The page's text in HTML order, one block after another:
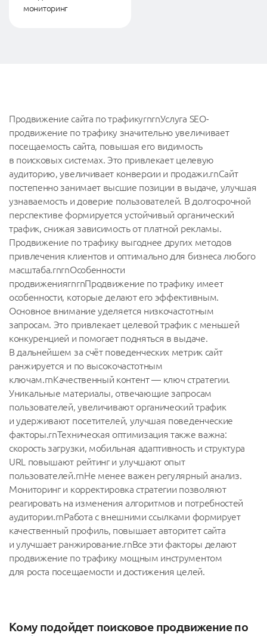
мониторинг
Продвижение сайта по трафикуrnrnУслуга SEO-
продвижение по трафику значительно увеличивает
посещаемость сайта, повышая его видимость
в поисковых системах. Это привлекает целевую
аудиторию, увеличивает конверсии и продажи.rnСайт
постепенно занимает высшие позиции в выдаче, улучшая
узнаваемость и доверие пользователей. В долгосрочной
перспективе формируется устойчивый органический
трафик, снижая зависимость от платной рекламы.
Продвижение по трафику выгоднее других методов
привлечения клиентов и оптимально для бизнеса любого
масштаба.rnrnОсобенности
продвиженияrnrnПродвижение по трафику имеет
особенности, которые делают его эффективным.
Основное внимание уделяется низкочастотным
запросам. Это привлекает целевой трафик с меньшей
конкуренцией и помогает подняться в выдаче.
В дальнейшем за счёт поведенческих метрик сайт
ранжируется и по высокочастотным
ключам.rnКачественный контент — ключ стратегии.
Уникальные материалы, отвечающие запросам
пользователей, увеличивают органический трафик
и удерживают посетителей, улучшая поведенческие
факторы.rnТехническая оптимизация также важна:
скорость загрузки, мобильная адаптивность и структура
URL повышают рейтинг и улучшают опыт
пользователей.rnНе менее важен регулярный анализ.
Мониторинг и корректировка стратегии позволяют
реагировать на изменения алгоритмов и потребностей
аудитории.rnРабота с внешними ссылками формирует
качественный профиль, повышает авторитет сайта
и улучшает ранжирование.rnВсе эти факторы делают
продвижение по трафику мощным инструментом
для роста посещаемости и достижения целей.
Кому подойдет поисковое продвижение по